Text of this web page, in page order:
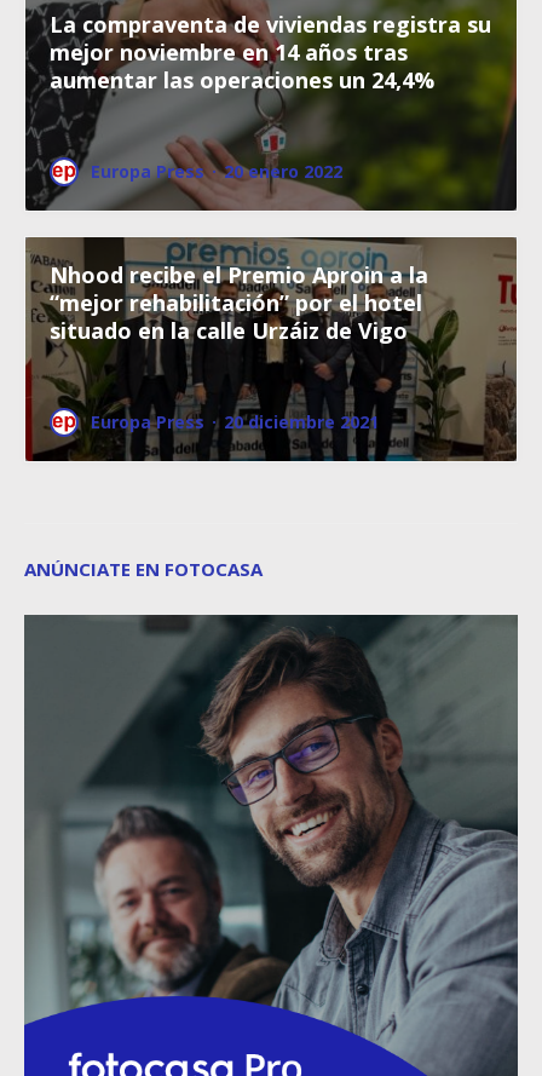
La compraventa de viviendas registra su
mejor noviembre en 14 años tras
aumentar las operaciones un 24,4%
Europa Press · 20 enero 2022
Nhood recibe el Premio Aproin a la
“mejor rehabilitación” por el hotel
situado en la calle Urzáiz de Vigo
Europa Press · 20 diciembre 2021
ANÚNCIATE EN FOTOCASA